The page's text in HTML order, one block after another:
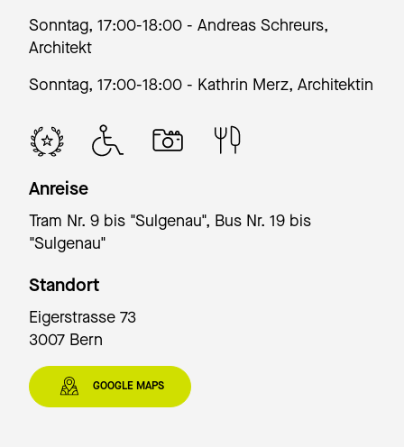
Sonntag, 17:00-18:00 - Andreas Schreurs,
Architekt
Sonntag, 17:00-18:00 - Kathrin Merz, Architektin
Anreise
Tram Nr. 9 bis "Sulgenau", Bus Nr. 19 bis
"Sulgenau"
Standort
Eigerstrasse 73
3007 Bern
GOOGLE MAPS